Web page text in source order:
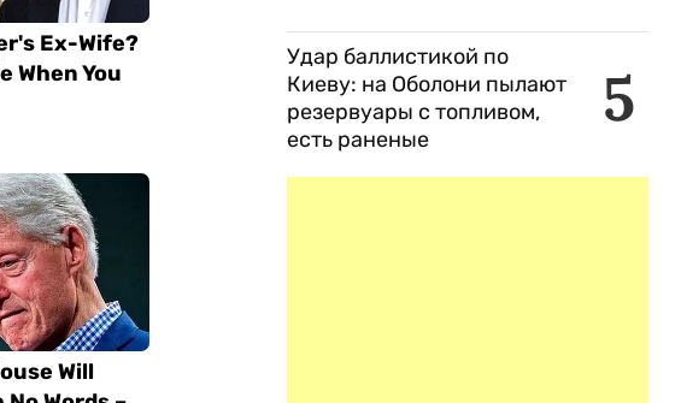
5
Удар баллистикой по
Киеву: на Оболони пылают
резервуары с топливом,
есть раненые